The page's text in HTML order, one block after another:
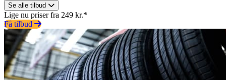
Se alle tilbud
Lige nu priser fra 249 kr.*
Få tilbud